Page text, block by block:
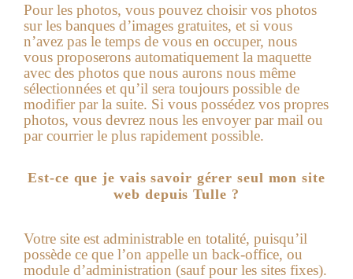
Pour les photos, vous pouvez choisir vos photos
sur les banques d’images gratuites, et si vous
n’avez pas le temps de vous en occuper, nous
vous proposerons automatiquement la maquette
avec des photos que nous aurons nous même
sélectionnées et qu’il sera toujours possible de
modifier par la suite. Si vous possédez vos propres
photos, vous devrez nous les envoyer par mail ou
par courrier le plus rapidement possible.
Est-ce que je vais savoir gérer seul mon site
web depuis Tulle ?
Votre site est administrable en totalité, puisqu’il
possède ce que l’on appelle un back-office, ou
module d’administration (sauf pour les sites fixes).